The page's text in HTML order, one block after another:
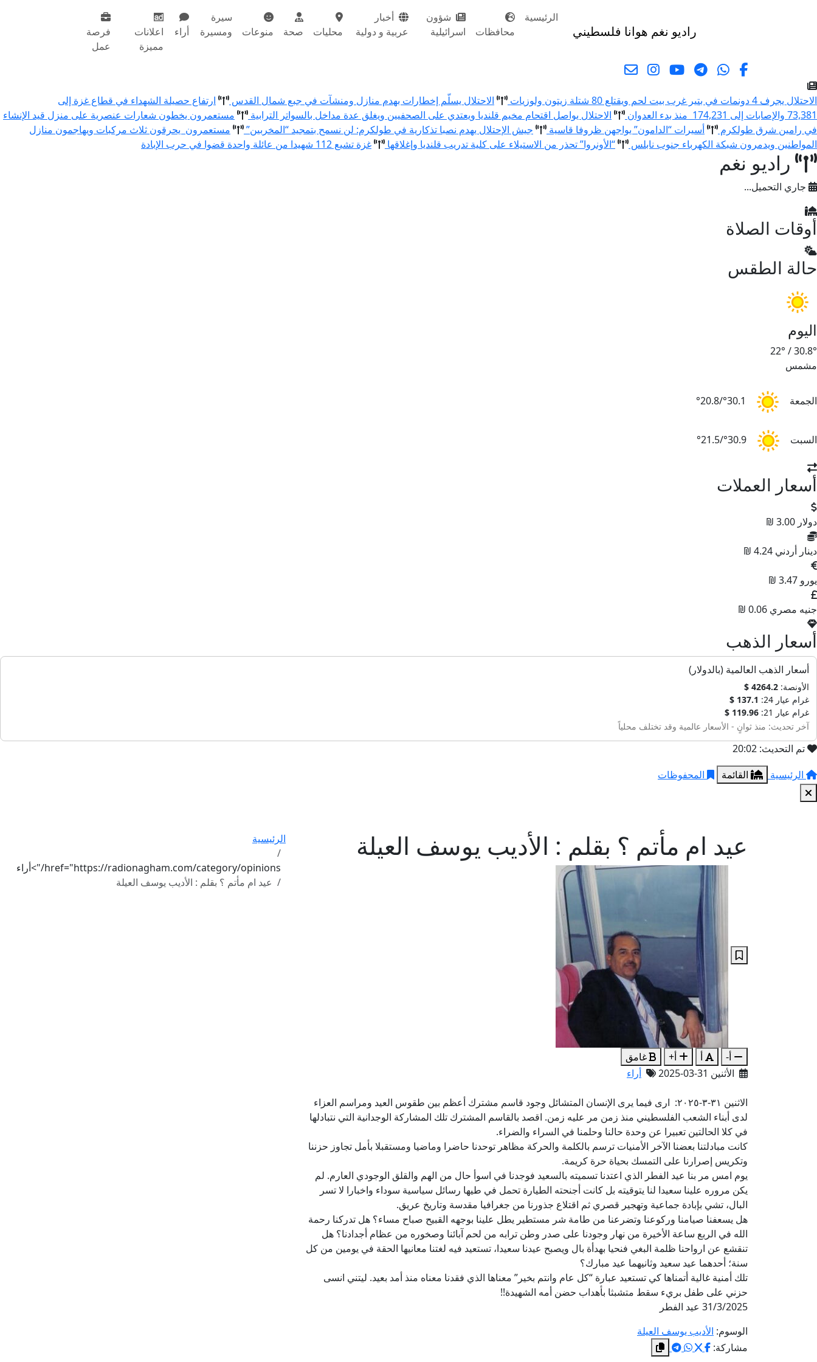
راديو نغم هوانا فلسطيني
الرئيسية
محافظات
شؤون
اسرائيلية
أخبار
عربية و دولية
محليات صحة منوعات
سيرة
ومسيرة
أراء
اعلانات
مميزة
فرصة
عمل
الاحتلال يجرف 4 دونمات في بتير غرب بيت لحم ويقتلع 80 شتلة زيتون ولوزيات الاحتلال يسلّم إخطارات بهدم منازل ومنشآت في جبع شمال القدس
ارتفاع حصيلة الشهداء في قطاع غزة إلى
73,381 والإصابات إلى 174,231 منذ بدء العدوان
الاحتلال يواصل اقتحام مخيم قلنديا ويعتدي على الصحفيين ويغلق عدة مداخل بالسواتر الترابية
مستعمرون يخطون شعارات عنصرية على منزل قيد الإنشاء
في رامين شرق طولكرم
أسيرات “الدامون” يواجهن ظروفا قاسية جيش الإحتلال يهدم نصبا تذكارية في طولكرم: لن نسمح بتمجيد “المخربين”
مستعمرون يحرقون ثلاث مركبات ويهاجمون منازل
المواطنين ويدمرون شبكة الكهرباء جنوب نابلس
“الأونروا” تحذر من الاستيلاء على كلية تدريب قلنديا وإغلاقها غزة تشيع 112 شهيدا من عائلة واحدة قضوا في حرب الإبادة
راديو نغم
جاري التحميل...
أوقات الصلاة
حالة الطقس
اليوم
30.8°
/
22°
مشمس
الجمعة 30.1°/20.8°
السبت 30.9°/21.5°
أسعار العملات
دولار 3.00 ₪
دينار أردني 4.24 ₪
يورو 3.47 ₪
جنيه مصري 0.06 ₪
أسعار الذهب
أسعار الذهب العالمية (بالدولار)
الأونصة: 4264.2 $
غرام عيار 24:
137.1 $
غرام عيار 21:
119.96 $
آخر تحديث: منذ ثوانٍ - الأسعار عالمية وقد تختلف محلياً
تم التحديث: 20:02
الرئيسية
القائمة المحفوظات
عيد ام مأتم ؟ بقلم : الأديب يوسف العيلة
أ- أ أ+
غامق
الأثنين 31-03-2025
أراء
الاثنين ٣١-٣-٢٠٢٥: ارى فيما يرى الإنسان المتشائل وجود قاسم مشترك أعظم بين طقوس العيد ومراسم العزاء
لدى أبناء الشعب الفلسطيني منذ زمن مر عليه زمن. اقصد بالقاسم المشترك تلك المشاركة الوجدانية التي نتبادلها
في كلا الحالتين تعبيرا عن وحدة حالنا وحلمنا في السراء والضراء.
كانت مبادلتنا بعضنا الآخر الأمنيات ترسم بالكلمة والحركة مظاهر توحدنا حاضرا وماضيا ومستقبلا بأمل تجاوز حزننا
وتكريس إصرارنا على التمسك بحياة حرة كريمة.
يوم امس مر بنا عيد الفطر الذي اعتدنا تسميته بالسعيد فوجدنا في اسوأ حال من الهم والقلق الوجودي العارم. لم
يكن مروره علينا سعيدا لنا يتوقيته بل كانت أجنحته الطيارة تحمل في طيها رسائل سياسية سوداء واخبارا لا تسر
البال، تشي بإبادة جماعية وتهجير قصري ثم اقتلاع جذورنا من جغرافيا مقدسة وتاريخ عريق.
هل يسعفنا صيامنا وركوعنا وتضرعنا من طامة شر مستطير يطل علينا بوجهه القبيح صباح مساء؟ هل تدركنا رحمة
الله في الربع ساعة الأخيرة من نهار وجودنا على صدر وطن ترابه من لحم آبائنا وصخوره من عظام أجدادنا؟ هل
تنقشع عن ارواحنا ظلمة البغي فنحيا بهدأة بال ويصبح عيدنا سعيدا، تستعيد فيه لغتنا معانيها الحقة في يومين من كل
سنة؛ أحدهما عيد سعيد وثانيهما عيد مبارك؟
تلك أمنية غالية أتمناها كي تستعيد عبارة “كل عام وانتم بخير” معناها الذي فقدنا معناه منذ أمد بعيد. ليتني انسى
حزني على طفل بريء سقط متشبثا بأهداب حضن أمه الشهيدة!!
31/3/2025 عيد الفطر
الوسوم: الأديب يوسف العيلة
مشاركة:
الرئيسية
href="https://radionagham.com/category/opinions/">أراء
عيد ام مأتم ؟ بقلم : الأديب يوسف العيلة